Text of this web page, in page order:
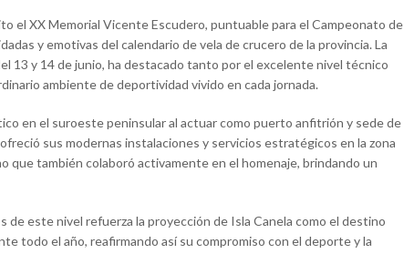
el XX Memorial Vicente Escudero, puntuable para el Campeonato de
y emotivas del calendario de vela de crucero de la provincia. La
13 y 14 de junio, ha destacado tanto por el excelente nivel técnico
ambiente de deportividad vivido en cada jornada.
en el suroeste peninsular al actuar como puerto anfitrión y sede de
sus modernas instalaciones y servicios estratégicos en la zona
también colaboró activamente en el homenaje, brindando un
este nivel refuerza la proyección de Isla Canela como el destino
todo el año, reafirmando así su compromiso con el deporte y la